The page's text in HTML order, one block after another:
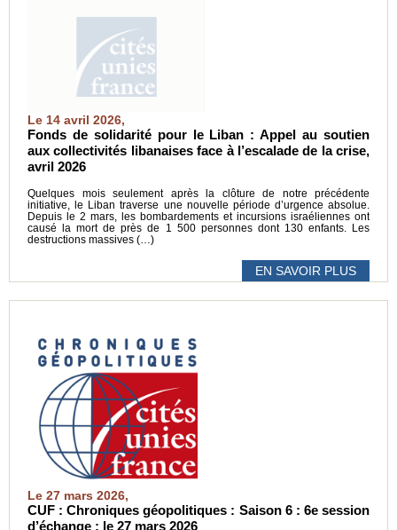
Le 14 avril 2026,
Fonds de solidarité pour le Liban : Appel au soutien
aux collectivités libanaises face à l’escalade de la crise,
avril 2026
Quelques mois seulement après la clôture de notre précédente
initiative, le Liban traverse une nouvelle période d’urgence absolue.
Depuis le 2 mars, les bombardements et incursions israéliennes ont
causé la mort de près de 1 500 personnes dont 130 enfants. Les
destructions massives (…)
EN SAVOIR PLUS
Le 27 mars 2026,
CUF : Chroniques géopolitiques : Saison 6 : 6e session
d’échange : le 27 mars 2026